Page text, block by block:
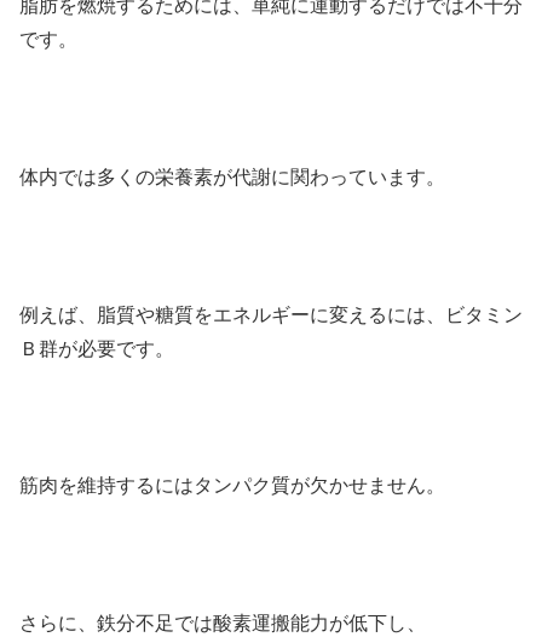
脂肪を燃焼するためには、単純に運動するだけでは不十分
です。
体内では多くの栄養素が代謝に関わっています。
例えば、脂質や糖質をエネルギーに変えるには、ビタミン
Ｂ群が必要です。
筋肉を維持するにはタンパク質が欠かせません。
さらに、鉄分不足では酸素運搬能力が低下し、